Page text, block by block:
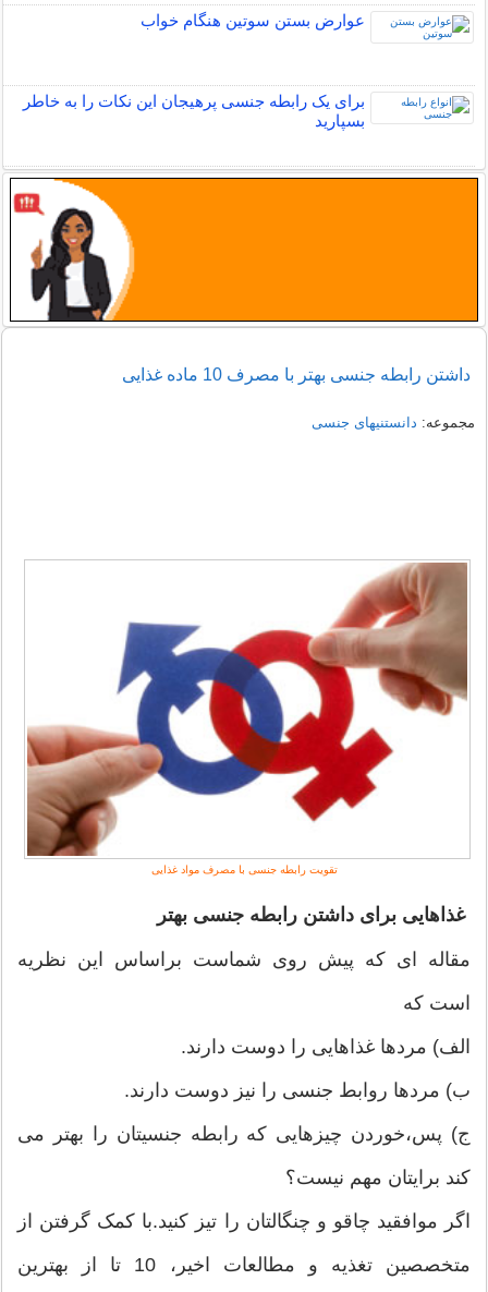
عوارض بستن سوتین هنگام خواب
برای یک رابطه جنسی پرهیجان این نکات را به خاطر
بسپارید
داشتن رابطه جنسی بهتر با مصرف 10 ماده غذایی
مجموعه: دانستنیهای جنسی
تقویت رابطه جنسی با مصرف مواد غذایی
غذاهایی برای داشتن رابطه جنسی بهتر
مقاله ای که پیش روی شماست براساس این نظریه
است که
الف) مردها غذاهایی را دوست دارند.
ب) مردها روابط جنسی را نیز دوست دارند.
ج) پس،خوردن چیزهایی که رابطه جنسیتان را بهتر می
کند برایتان مهم نیست؟
اگر موافقید چاقو و چنگالتان را تیز کنید.با کمک گرفتن از
متخصصین تغذیه و مطالعات اخیر، 10 تا از بهترین